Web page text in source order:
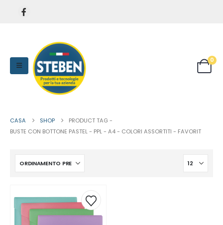
0
CASA SHOP
PRODUCT TAG -
BUSTE CON BOTTONE PASTEL - PPL - A4 - COLORI ASSORTITI - FAVORIT